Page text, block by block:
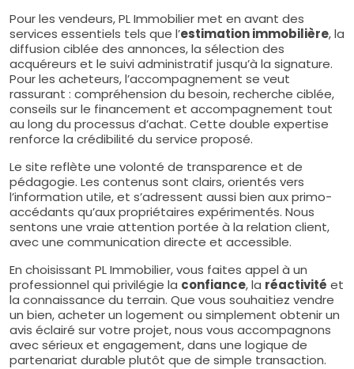
Pour les vendeurs, PL Immobilier met en avant des
services essentiels tels que l’estimation immobilière, la
diffusion ciblée des annonces, la sélection des
acquéreurs et le suivi administratif jusqu’à la signature.
Pour les acheteurs, l’accompagnement se veut
rassurant : compréhension du besoin, recherche ciblée,
conseils sur le financement et accompagnement tout
au long du processus d’achat. Cette double expertise
renforce la crédibilité du service proposé.
Le site reflète une volonté de transparence et de
pédagogie. Les contenus sont clairs, orientés vers
l’information utile, et s’adressent aussi bien aux primo-
accédants qu’aux propriétaires expérimentés. Nous
sentons une vraie attention portée à la relation client,
avec une communication directe et accessible.
En choisissant PL Immobilier, vous faites appel à un
professionnel qui privilégie la confiance, la réactivité et
la connaissance du terrain. Que vous souhaitiez vendre
un bien, acheter un logement ou simplement obtenir un
avis éclairé sur votre projet, nous vous accompagnons
avec sérieux et engagement, dans une logique de
partenariat durable plutôt que de simple transaction.